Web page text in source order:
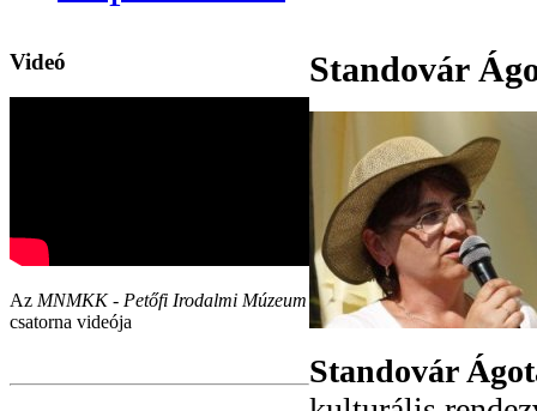
Videó
Az MNMKK - Petőfi Irodalmi Múzeum
csatorna videója
Standovár
Standovár